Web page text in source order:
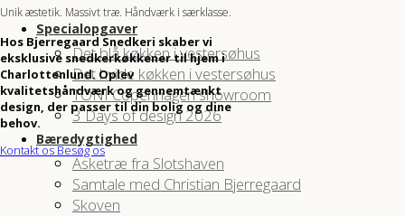
Specialopgaver
Det blå køkken i vestersøhus
Det hvide køkken i vestersøhus
TONI Copenhagen showroom
3 Days of design 2026
Bæredygtighed
Asketræ fra Slotshaven
Samtale med Christian Bjerregaard
Skoven
Unik æstetik. Massivt træ. Håndværk i særklasse.
Hos Bjerregaard Snedkeri skaber vi
eksklusive snedkerkøkkener til hjem i
Charlottenlund. Oplev
kvalitetshåndværk og gennemtænkt
design, der passer til din bolig og dine
behov.
Kontakt osBesøg os